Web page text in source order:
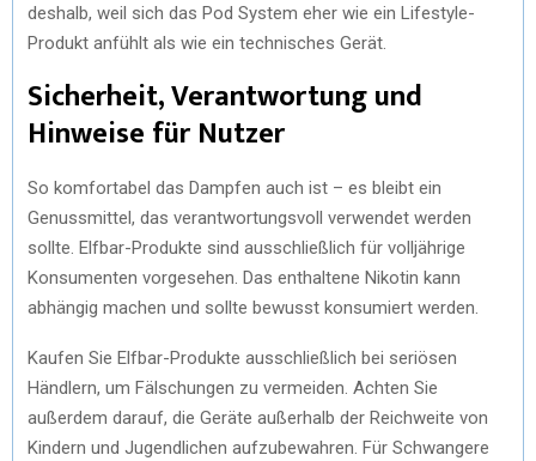
deshalb, weil sich das Pod System eher wie ein Lifestyle-
Produkt anfühlt als wie ein technisches Gerät.
Sicherheit, Verantwortung und
Hinweise für Nutzer
So komfortabel das Dampfen auch ist – es bleibt ein
Genussmittel, das verantwortungsvoll verwendet werden
sollte. Elfbar-Produkte sind ausschließlich für volljährige
Konsumenten vorgesehen. Das enthaltene Nikotin kann
abhängig machen und sollte bewusst konsumiert werden.
Kaufen Sie Elfbar-Produkte ausschließlich bei seriösen
Händlern, um Fälschungen zu vermeiden. Achten Sie
außerdem darauf, die Geräte außerhalb der Reichweite von
Kindern und Jugendlichen aufzubewahren. Für Schwangere